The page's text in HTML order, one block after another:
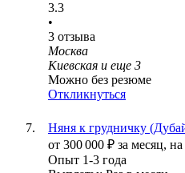
3.3
•
3 отзыва
Москва
Киевская и еще 3
Можно без резюме
Откликнуться
Няня к грудничку
от 300 000 ₽ за месяц, на
Опыт 1-3 года